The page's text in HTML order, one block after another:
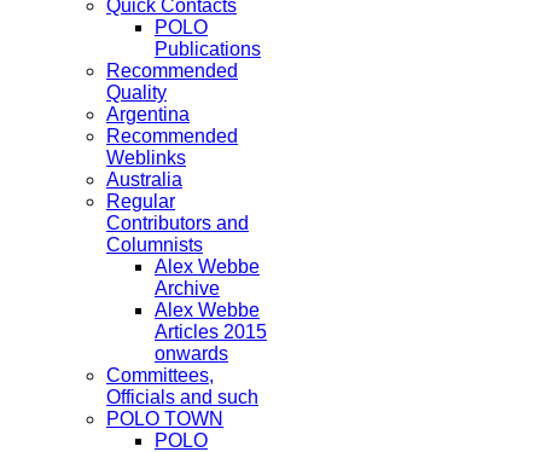
Quick Contacts
POLO
Publications
Recommended
Quality
Argentina
Recommended
Weblinks
Australia
Regular
Contributors and
Columnists
Alex Webbe
Archive
Alex Webbe
Articles 2015
onwards
Committees,
Officials and such
POLO TOWN
POLO